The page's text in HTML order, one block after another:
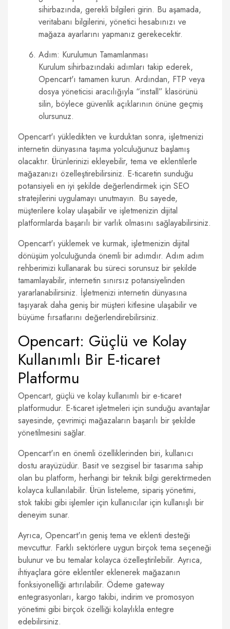
sihirbazında, gerekli bilgileri girin. Bu aşamada,
veritabanı bilgilerini, yönetici hesabınızı ve
mağaza ayarlarını yapmanız gerekecektir.
Adım: Kurulumun Tamamlanması
Kurulum sihirbazındaki adımları takip ederek,
Opencart'ı tamamen kurun. Ardından, FTP veya
dosya yöneticisi aracılığıyla “install” klasörünü
silin, böylece güvenlik açıklarının önüne geçmiş
olursunuz.
Opencart'ı yükledikten ve kurduktan sonra, işletmenizi
internetin dünyasına taşıma yolculuğunuz başlamış
olacaktır. Ürünlerinizi ekleyebilir, tema ve eklentilerle
mağazanızı özelleştirebilirsiniz. E-ticaretin sunduğu
potansiyeli en iyi şekilde değerlendirmek için SEO
stratejilerini uygulamayı unutmayın. Bu sayede,
müşterilere kolay ulaşabilir ve işletmenizin dijital
platformlarda başarılı bir varlık olmasını sağlayabilirsiniz.
Opencart'ı yüklemek ve kurmak, işletmenizin dijital
dönüşüm yolculuğunda önemli bir adımdır. Adım adım
rehberimizi kullanarak bu süreci sorunsuz bir şekilde
tamamlayabilir, internetin sınırsız potansiyelinden
yararlanabilirsiniz. İşletmenizi internetin dünyasına
taşıyarak daha geniş bir müşteri kitlesine ulaşabilir ve
büyüme fırsatlarını değerlendirebilirsiniz.
Opencart: Güçlü ve Kolay
Kullanımlı Bir E-ticaret
Platformu
Opencart, güçlü ve kolay kullanımlı bir e-ticaret
platformudur. E-ticaret işletmeleri için sunduğu avantajlar
sayesinde, çevrimiçi mağazaların başarılı bir şekilde
yönetilmesini sağlar.
Opencart'ın en önemli özelliklerinden biri, kullanıcı
dostu arayüzüdür. Basit ve sezgisel bir tasarıma sahip
olan bu platform, herhangi bir teknik bilgi gerektirmeden
kolayca kullanılabilir. Ürün listeleme, sipariş yönetimi,
stok takibi gibi işlemler için kullanıcılar için kullanışlı bir
deneyim sunar.
Ayrıca, Opencart'ın geniş tema ve eklenti desteği
mevcuttur. Farklı sektörlere uygun birçok tema seçeneği
bulunur ve bu temalar kolayca özelleştirilebilir. Ayrıca,
ihtiyaçlara göre eklentiler eklenerek mağazanın
fonksiyonelliği artırılabilir. Ödeme gateway
entegrasyonları, kargo takibi, indirim ve promosyon
yönetimi gibi birçok özelliği kolaylıkla entegre
edebilirsiniz.